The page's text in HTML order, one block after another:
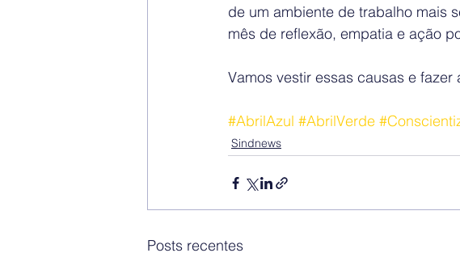
de um ambiente de trabalho mais
mês de reflexão, empatia e ação
Vamos vestir essas causas e fazer
#AbrilAzul #AbrilVerde
Sindnews
Posts recentes